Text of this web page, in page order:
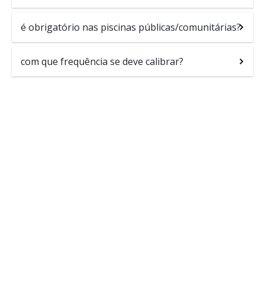
é obrigatório nas piscinas públicas/comunitárias?
com que frequência se deve calibrar?